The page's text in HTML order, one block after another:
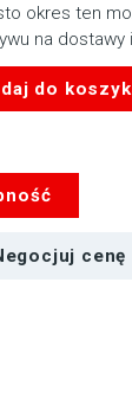
okres ten
na
do
cenę